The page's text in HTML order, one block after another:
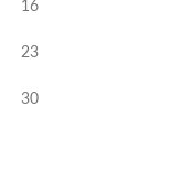
16
23
30